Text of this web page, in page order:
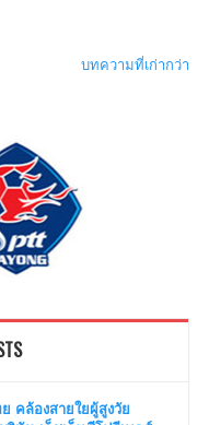
บทความที่เก่ากว่า
คล้องสายใยผู้สูงวัย